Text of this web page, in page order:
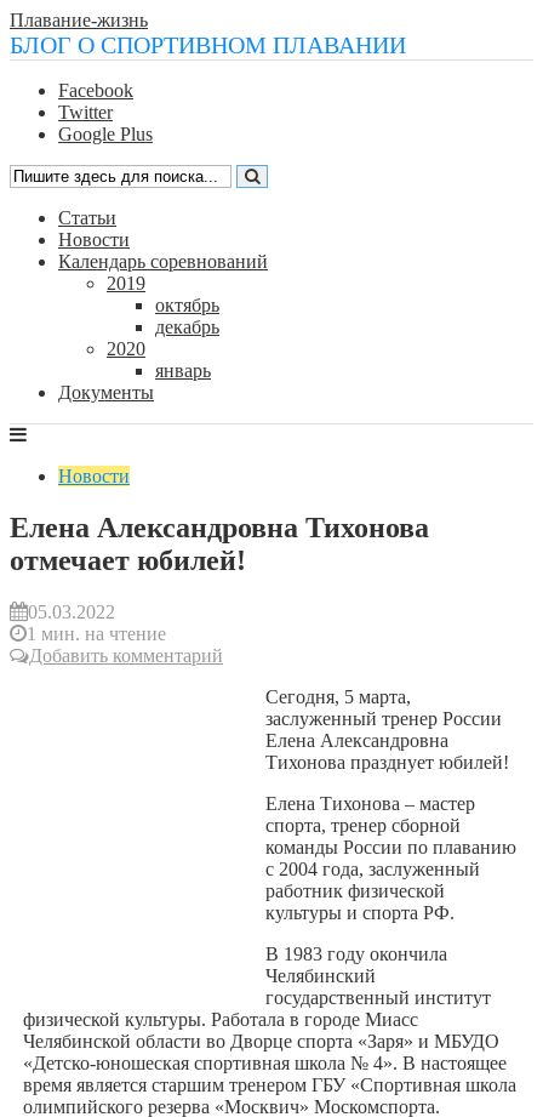
Плавание-жизнь
БЛОГ О СПОРТИВНОМ ПЛАВАНИИ
Facebook
Twitter
Google Plus
Статьи
Новости
Календарь соревнований
2019
октябрь
декабрь
2020
январь
Документы
Новости
Елена Александровна Тихонова
отмечает юбилей!
05.03.2022
1 мин. на чтение
Добавить комментарий
Сегодня, 5 марта,
заслуженный тренер России
Елена Александровна
Тихонова празднует юбилей!
Елена Тихонова – мастер
спорта, тренер сборной
команды России по плаванию
с 2004 года, заслуженный
работник физической
культуры и спорта РФ.
В 1983 году окончила
Челябинский
государственный институт
физической культуры. Работала в городе Миасс
Челябинской области во Дворце спорта «Заря» и МБУДО
«Детско-юношеская спортивная школа № 4». В настоящее
время является старшим тренером ГБУ «Спортивная школа
олимпийского резерва «Москвич» Москомспорта.